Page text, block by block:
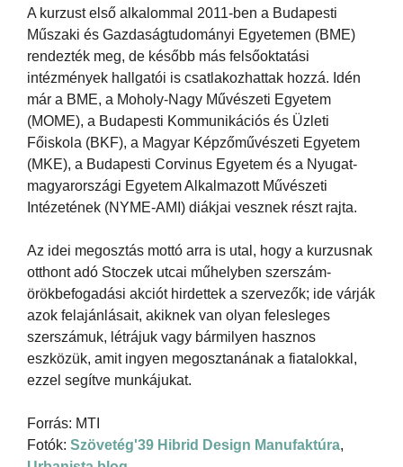
A kurzust első alkalommal 2011-ben a Budapesti
Műszaki és Gazdaságtudományi Egyetemen (BME)
rendezték meg, de később más felsőoktatási
intézmények hallgatói is csatlakozhattak hozzá. Idén
már a BME, a Moholy-Nagy Művészeti Egyetem
(MOME), a Budapesti Kommunikációs és Üzleti
Főiskola (BKF), a Magyar Képzőművészeti Egyetem
(MKE), a Budapesti Corvinus Egyetem és a Nyugat-
magyarországi Egyetem Alkalmazott Művészeti
Intézetének (NYME-AMI) diákjai vesznek részt rajta.
Az idei megosztás mottó arra is utal, hogy a kurzusnak
otthont adó Stoczek utcai műhelyben szerszám-
örökbefogadási akciót hirdettek a szervezők; ide várják
azok felajánlásait, akiknek van olyan felesleges
szerszámuk, létrájuk vagy bármilyen hasznos
eszközük, amit ingyen megosztanának a fiatalokkal,
ezzel segítve munkájukat.
Forrás: MTI
Fotók: Szövetég'39 Hibrid Design Manufaktúra,